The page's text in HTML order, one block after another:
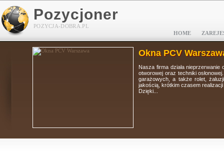
Pozycjoner
POZYCJA-DOBRA.PL
HOME
Okna PCV
Nasza firma działa
otworowej oraz techniki
garażowych, a także rolet,
jakością, krótkim czasem
Dzięki...